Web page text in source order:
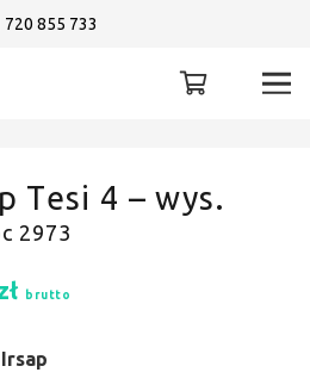
720 855 733
Tesi 4 – wys.
2973
brutto
Irsap